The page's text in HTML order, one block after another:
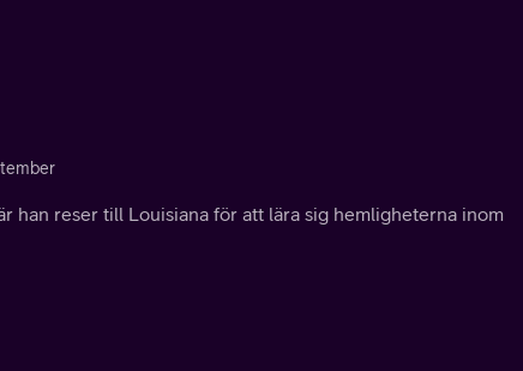
han reser till Louisiana för att lära sig hemligheterna inom